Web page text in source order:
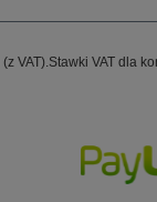
VAT). Stawki VAT dla